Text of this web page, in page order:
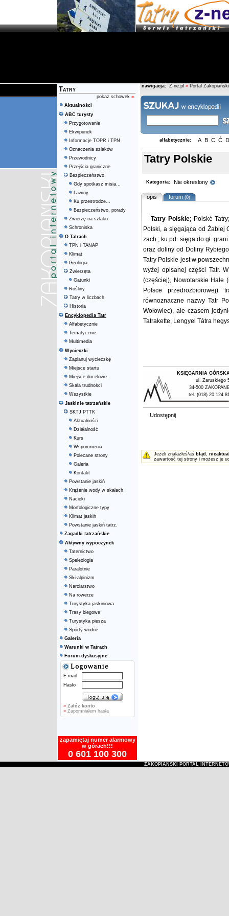
Tatry
pokaż schowek »
Aktualności
ABC turysty
Przygotowanie
Ekwipunek
Informacje TOPR i TPN
Oznaczenia szlaków
Przewodnicy
Przejścia graniczne
Bezpieczeństwo
Gdy spotkasz misia...
Lawiny
Ku przestrodze...
Bezpieczeństwo, porady
Zwierzę na szlaku
Schroniska
O Tatrach
TPN i TANAP
Klimat
Geologia
Zwierzęta
Gatunki
Rośliny
Tatry w liczbach
Historia
Encyklopedia Tatr
Alfabetycznie
Tematycznie
Multimedia
Wycieczki
Zaplanuj wycieczkę
Miejsce startu
Miejsce docelowe
Skala trudności
Wszystkie
Jaskinie tatrzańskie
SKTJ PTTK
Aktualności
Działalność
Kurs
Wspomnienia
Polecane strony
Galeria
Kontakt
Powstanie jaskiń
Krążenie wody w skałach
Nacieki
Morfologiczne typy
Klimat jaskiń
Powstanie jaskiń tatrz.
Zagadki tatrzańskie
Aktywny wypoczynek
Taternictwo
Speleologia
Paralotnie
Ski-alpinizm
Narciarstwo
Na rowerze
Turystyka jaskiniowa
Trasy biegowe
Turystyka piesza
Sporty wodne
Galeria
Warunki w Tatrach
Forum dyskusyjne
E-mail
Hasło
» Załóż konto
»Zapomniałem hasła
zapamiętaj numer alarmowy
w górach!!!
0 601 100 300
nawigacja: Z-ne.pl » Portal Zakopiański
alfabetycznie: A B C Ć D
Tatry Polskie
Kategoria: Nie okreslony
opis forum(0)
Tatry Polskie; Polské
Polski, a sięgająca od Żabiej
zach.; ku pd. sięga do gł.
oraz doliny od Doliny
Tatry Polskie jest w
wyżej opisanej części Tatr.
(częściej), Nowotarskie Hale
Polsce przedrozbiorowej)
równoznaczne nazwy Tatr
Wołowiec), ale czasem
Tatrakette, Lengyel Tátra
KSIĘGARNIA
ul. Zaruskiego
34-500
tel. (018) 20 124
Udostępnij
Jeżeli znalazłeś/aś błąd ,
zawartość tej strony i możesz je
ZAKOPIAŃSKI PORTAL